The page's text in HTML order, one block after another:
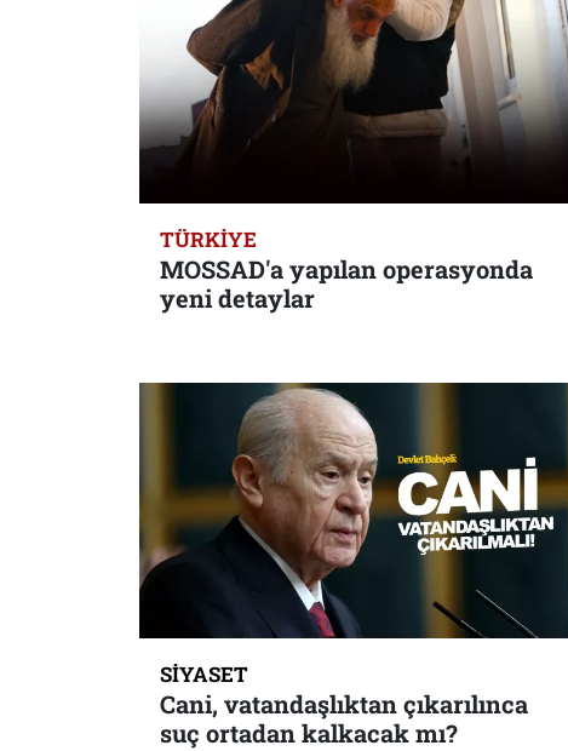
TÜRKIYE
MOSSAD'a yapılan operasyonda
yeni detaylar
SIYASET
Cani, vatandaşlıktan çıkarılınca
suç ortadan kalkacak mı?